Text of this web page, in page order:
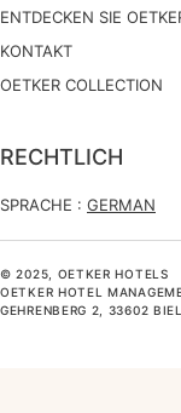
ENTDECKEN SIE
KONTAKT
OETKER COLLECTION
RECHTLICH
SPRACHE : GERMAN
© 2025, OETKER HOTELS
OETKER HOTEL
GEHRENBERG 2, 33602